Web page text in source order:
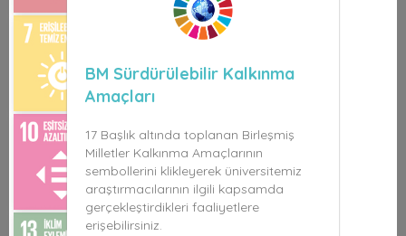
BM Sürdürülebilir Kalkınma
Amaçları
17 Başlık altında toplanan Birleşmiş
Milletler Kalkınma Amaçlarının
sembollerini klikleyerek üniversitemiz
araştırmacılarının ilgili kapsamda
gerçekleştirdikleri faaliyetlere
erişebilirsiniz.